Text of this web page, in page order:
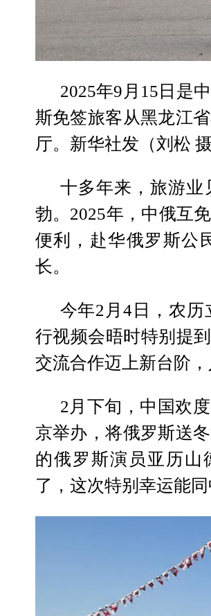
2025年9月15日是
斯免签旅客从黑龙江
厅。新华社发（刘松
十多年来，旅游业
勃。2025年，中俄互
便利，赴华俄罗斯公
长。
今年2月4日，农
行视频会晤时特别提
交流合作迈上新台阶
2月下旬，中国欢
京举办，将俄罗斯送
的俄罗斯演员亚历山
了，这次特别幸运能